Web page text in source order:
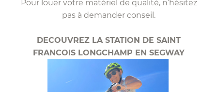
Pour louer votre matériel de qualité, n’hésitez
pas à demander conseil.
DECOUVREZ LA STATION DE SAINT
FRANCOIS LONGCHAMP EN SEGWAY